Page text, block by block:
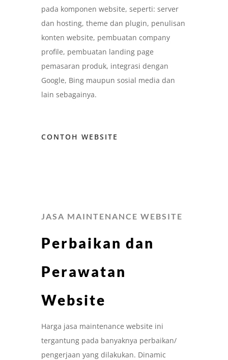
pada komponen website, seperti: server
dan hosting, theme dan plugin, penulisan
konten website, pembuatan company
profile, pembuatan landing page
pemasaran produk, integrasi dengan
Google, Bing maupun sosial media dan
lain sebagainya.
CONTOH WEBSITE
JASA MAINTENANCE WEBSITE
Perbaikan dan
Perawatan
Website
Harga jasa maintenance website ini
tergantung pada banyaknya perbaikan/
pengerjaan yang dilakukan. Dinamic